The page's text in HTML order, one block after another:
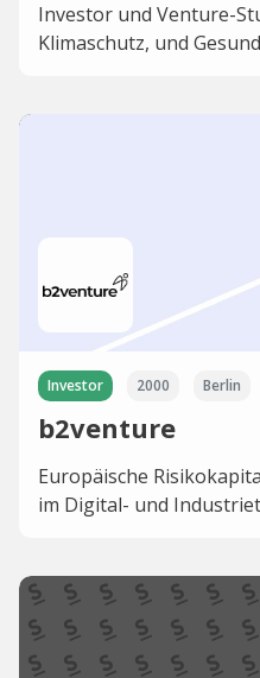
Investor und Venture-
Klimaschutz, und
Investor 2000 Berlin
b2venture
Europäische
im Digital- und